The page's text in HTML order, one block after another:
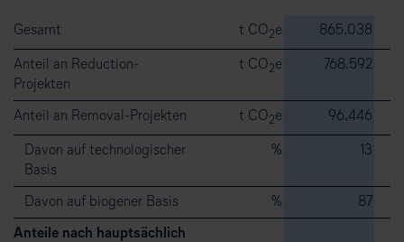
Gesamt t CO2e 865.038
Anteil an Reduction-
Projekten
t CO2e 768.592
Anteil an Removal-Projekten t CO2e 96.446
Davon auf technologischer
Basis
% 13
Davon auf biogener Basis % 87
Anteile nach hauptsächlich